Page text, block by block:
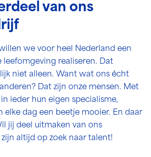
van ons
we voor heel Nederland een
leefomgeving realiseren. Dat
niet alleen. Want wat ons écht
Dat zijn onze mensen. Met
in ieder hun eigen specialisme,
elke dag een beetje mooier. En daar
jij deel uitmaken van ons
altijd op zoek naar talent!